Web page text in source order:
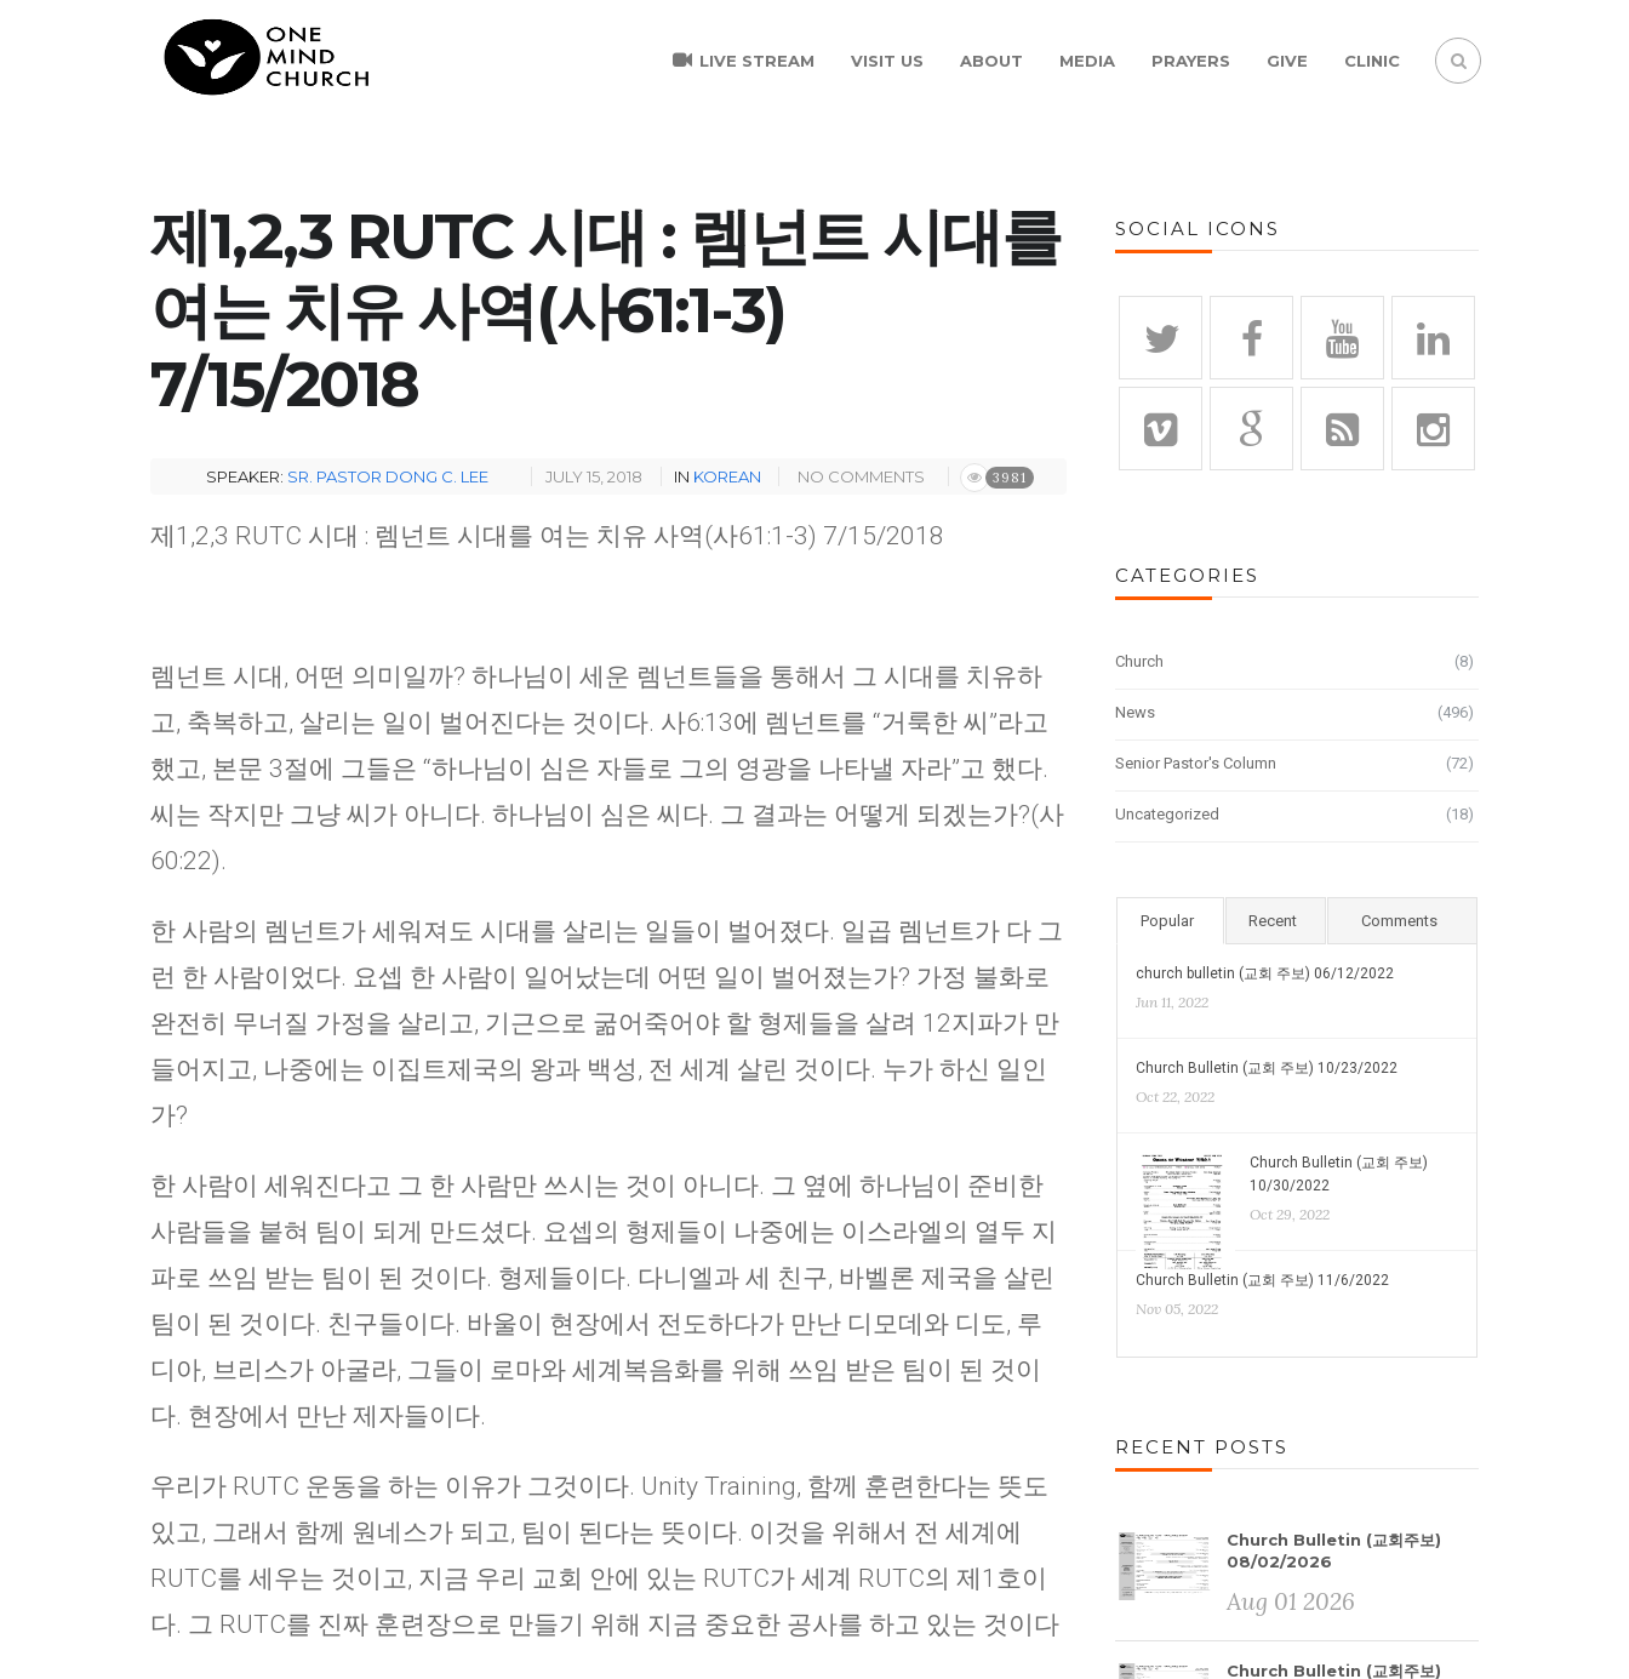
LIVE STREAM VISIT US ABOUT MEDIA PRAYERS GIVE CLINIC
제1,2,3 RUTC 시대 : 렘넌트 시대를
여는 치유 사역(사61:1-3)
7/15/2018
SPEAKER: SR. PASTOR DONG C. LEE JULY 15, 2018 IN KOREAN NO COMMENTS 3981
제1,2,3 RUTC 시대 : 렘넌트 시대를 여는 치유 사역(사61:1-3) 7/15/2018
렘넌트 시대, 어떤 의미일까? 하나님이 세운 렘넌트들을 통해서 그 시대를 치유하
고, 축복하고, 살리는 일이 벌어진다는 것이다. 사6:13에 렘넌트를 “거룩한 씨”라고
했고, 본문 3절에 그들은 “하나님이 심은 자들로 그의 영광을 나타낼 자라”고 했다.
씨는 작지만 그냥 씨가 아니다. 하나님이 심은 씨다. 그 결과는 어떻게 되겠는가?(사
60:22).
한 사람의 렘넌트가 세워져도 시대를 살리는 일들이 벌어졌다. 일곱 렘넌트가 다 그
런 한 사람이었다. 요셉 한 사람이 일어났는데 어떤 일이 벌어졌는가? 가정 불화로
완전히 무너질 가정을 살리고, 기근으로 굶어죽어야 할 형제들을 살려 12지파가 만
들어지고, 나중에는 이집트제국의 왕과 백성, 전 세계 살린 것이다. 누가 하신 일인
가?
한 사람이 세워진다고 그 한 사람만 쓰시는 것이 아니다. 그 옆에 하나님이 준비한
사람들을 붙혀 팀이 되게 만드셨다. 요셉의 형제들이 나중에는 이스라엘의 열두 지
파로 쓰임 받는 팀이 된 것이다. 형제들이다. 다니엘과 세 친구, 바벨론 제국을 살린
팀이 된 것이다. 친구들이다. 바울이 현장에서 전도하다가 만난 디모데와 디도, 루
디아, 브리스가 아굴라, 그들이 로마와 세계복음화를 위해 쓰임 받은 팀이 된 것이
다. 현장에서 만난 제자들이다.
우리가 RUTC 운동을 하는 이유가 그것이다. Unity Training, 함께 훈련한다는 뜻도
있고, 그래서 함께 원네스가 되고, 팀이 된다는 뜻이다. 이것을 위해서 전 세계에
RUTC를 세우는 것이고, 지금 우리 교회 안에 있는 RUTC가 세계 RUTC의 제1호이
다. 그 RUTC를 진짜 훈련장으로 만들기 위해 지금 중요한 공사를 하고 있는 것이다
SOCIAL ICONS
CATEGORIES
Church (8)
News (496)
Senior Pastor's Column (72)
Uncategorized (18)
Popular Recent Comments
church bulletin (교회 주보) 06/12/2022
Jun 11, 2022
Church Bulletin (교회 주보) 10/23/2022
Oct 22, 2022
Church Bulletin (교회 주보)
10/30/2022
Oct 29, 2022
Church Bulletin (교회 주보) 11/6/2022
Nov 05, 2022
RECENT POSTS
Church Bulletin (교회주보)
08/02/2026
Aug 01 2026
Church Bulletin (교회주보)